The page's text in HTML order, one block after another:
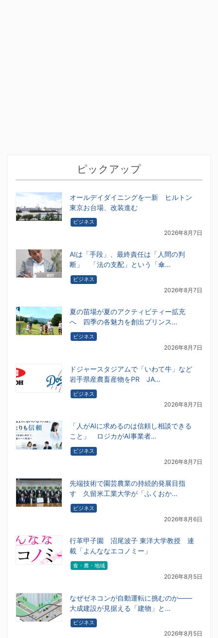
ピックアップ
オールデイダイニングを一新 ヒルトン
東京お台場、改装進む
ビジネス
2026年8月7日
AIは「手段」、最終責任は「人間の判
断」 「法の支配」という「傘…
ビジネス
2026年8月7日
夏の苗場が夏のアクティビティー拡充
へ 四季の各魅力を創出プリンス…
ビジネス
2026年8月7日
ドジャースタジアムで「いわて牛」など
岩手県産農畜産物をPR JA…
ビジネス
2026年8月7日
「人がAIに求めるのは信頼し相談できる
こと」 ロジカがAI事業者…
ビジネス
2026年8月7日
先端技術で園芸農業の持続的発展目指
す 久留米工業大学が「ふくおか…
ビジネス
2026年8月6日
行革甲子園 沼尾波子 東洋大学教授 連
載「よんななエコノミー」
食・農・地域
2026年8月5日
なぜゼネコンが自動運転に挑むのか――
大成建設が見据える「建物」と…
ビジネス
2026年8月5日